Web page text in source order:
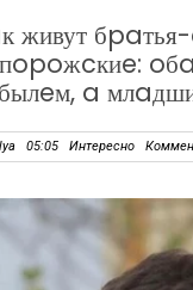
живут
a
05:05 Интересно